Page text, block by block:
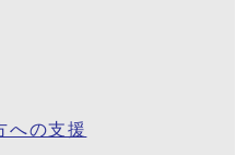
への支援